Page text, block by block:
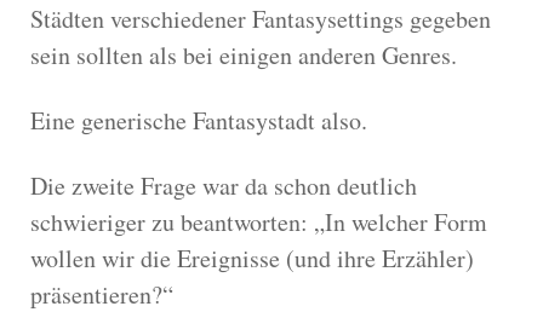
Städten verschiedener Fantasysettings gegeben
sein sollten als bei einigen anderen Genres.
Eine generische Fantasystadt also.
Die zweite Frage war da schon deutlich
schwieriger zu beantworten: „In welcher Form
wollen wir die Ereignisse (und ihre Erzähler)
präsentieren?“